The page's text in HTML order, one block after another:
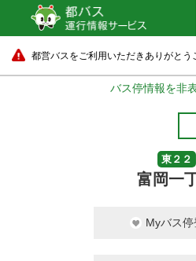
都営バスをご利用いただきありがとう
バス停情報を非
東２２
富岡一
Myバス停